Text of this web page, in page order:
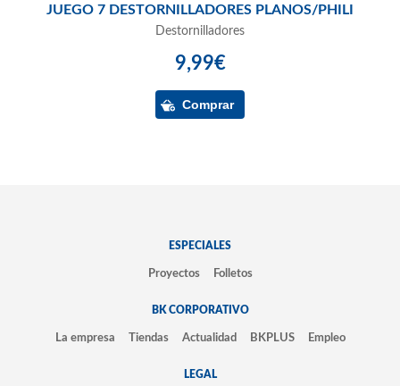
JUEGO 7 DESTORNILLADORES PLANOS/PHILI
Destornilladores
9,99€
ESPECIALES
Proyectos Folletos
BK CORPORATIVO
La empresa Tiendas Actualidad BKPLUS Empleo
LEGAL